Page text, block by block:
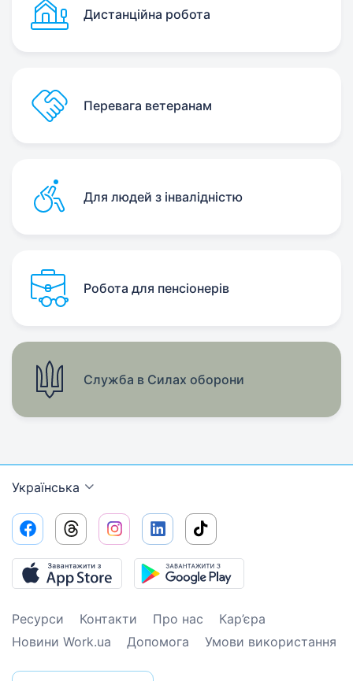
Дистанційна робота
Перевага ветеранам
Для людей з інвалідністю
Робота для пенсіонерів
Служба в Силах оборони
Українська
Ресурси Контакти Про нас
Кар’єра
Новини Work.ua
Допомога Умови використання